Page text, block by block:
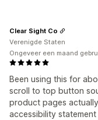
Been using this for
scroll to top button
product pages
accessibility
Clear Sight Co
Verenigde Staten
Ongeveer een maand